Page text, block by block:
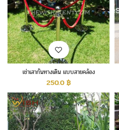
เช่าเสากั้นทางเดิน แบบสายคล้อง
250.0฿